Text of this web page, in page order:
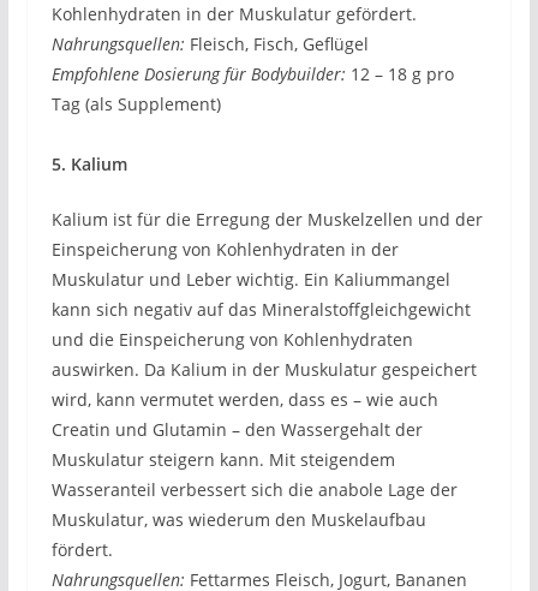
Kohlenhydraten in der Muskulatur gefördert.
Nahrungsquellen: Fleisch, Fisch, Geflügel
Empfohlene Dosierung für Bodybuilder: 12 – 18 g pro
Tag (als Supplement)
5. Kalium
Kalium ist für die Erregung der Muskelzellen und der
Einspeicherung von Kohlenhydraten in der
Muskulatur und Leber wichtig. Ein Kaliummangel
kann sich negativ auf das Mineralstoffgleichgewicht
und die Einspeicherung von Kohlenhydraten
auswirken. Da Kalium in der Muskulatur gespeichert
wird, kann vermutet werden, dass es – wie auch
Creatin und Glutamin – den Wassergehalt der
Muskulatur steigern kann. Mit steigendem
Wasseranteil verbessert sich die anabole Lage der
Muskulatur, was wiederum den Muskelaufbau
fördert.
Nahrungsquellen: Fettarmes Fleisch, Jogurt, Bananen